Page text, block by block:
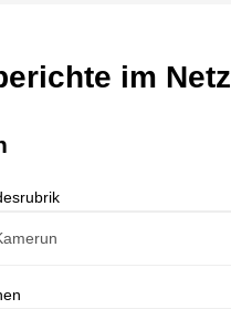
im Netz